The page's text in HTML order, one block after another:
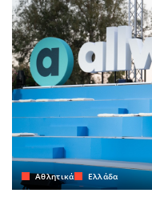
Αθλητικά Ελλάδα